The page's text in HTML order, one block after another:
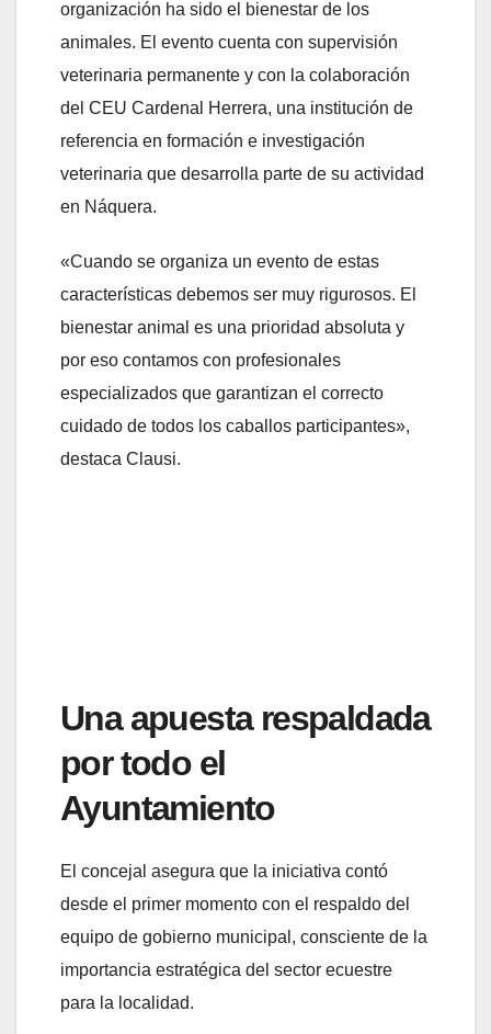
organización ha sido el bienestar de los
animales. El evento cuenta con supervisión
veterinaria permanente y con la colaboración
del CEU Cardenal Herrera, una institución de
referencia en formación e investigación
veterinaria que desarrolla parte de su actividad
en Náquera.
«Cuando se organiza un evento de estas
características debemos ser muy rigurosos. El
bienestar animal es una prioridad absoluta y
por eso contamos con profesionales
especializados que garantizan el correcto
cuidado de todos los caballos participantes»,
destaca Clausi.
Una apuesta respaldada
por todo el
Ayuntamiento
El concejal asegura que la iniciativa contó
desde el primer momento con el respaldo del
equipo de gobierno municipal, consciente de la
importancia estratégica del sector ecuestre
para la localidad.